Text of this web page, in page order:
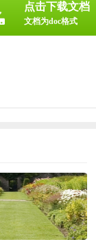
点击下载文档
文档为doc格式